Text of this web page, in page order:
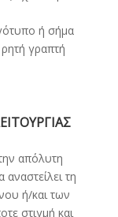
ή σήμα
γραπτή
απόλυτη
αναστείλει τη
ή/και των
στιγμή και